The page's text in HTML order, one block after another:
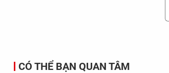
CÓ THỂ BẠN QUAN TÂM